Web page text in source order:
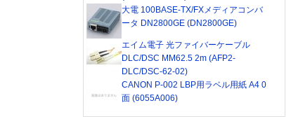
大電 100BASE-TX/FXメディアコンバ
ータ DN2800GE (DN2800GE)
エイム電子 光ファイバーケーブル
DLC/DSC MM62.5 2m (AFP2-
DLC/DSC-62-02)
CANON P-002 LBP用ラベル用紙 A4 0
面 (6055A006)